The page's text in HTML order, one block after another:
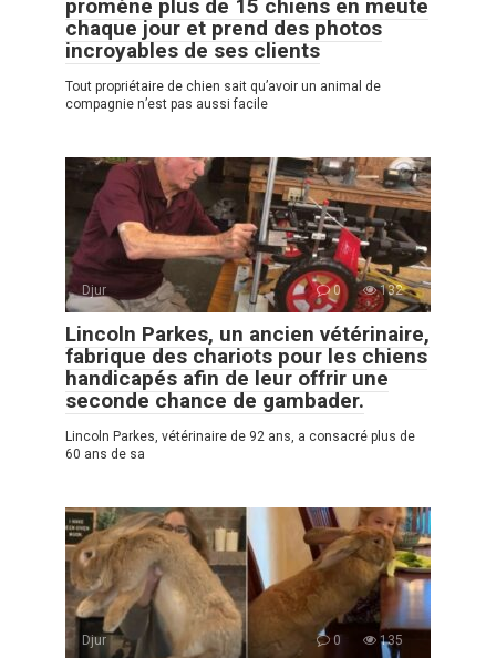
promène plus de 15 chiens en meute
chaque jour et prend des photos
incroyables de ses clients
Tout propriétaire de chien sait qu’avoir un animal de
compagnie n’est pas aussi facile
Djur 0 132
Lincoln Parkes, un ancien vétérinaire,
fabrique des chariots pour les chiens
handicapés afin de leur offrir une
seconde chance de gambader.
Lincoln Parkes, vétérinaire de 92 ans, a consacré plus de
60 ans de sa
Djur 0 135